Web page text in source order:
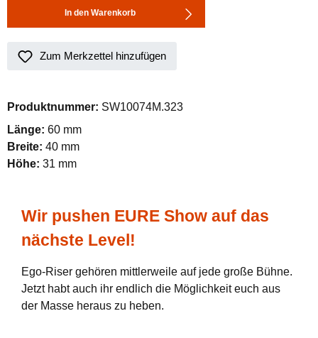
In den Warenkorb
Zum Merkzettel hinzufügen
Produktnummer: SW10074M.323
Länge: 60 mm
Breite: 40 mm
Höhe: 31 mm
Wir pushen EURE Show auf das
nächste Level!
Ego-Riser gehören mittlerweile auf jede große Bühne.
Jetzt habt auch ihr endlich die Möglichkeit euch aus
der Masse heraus zu heben.